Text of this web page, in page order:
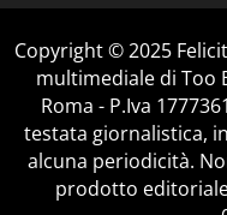
Copyright © 2025
multimediale di Too
Roma - P.Iva
testata giornalistica,
alcuna periodicità.
prodotto